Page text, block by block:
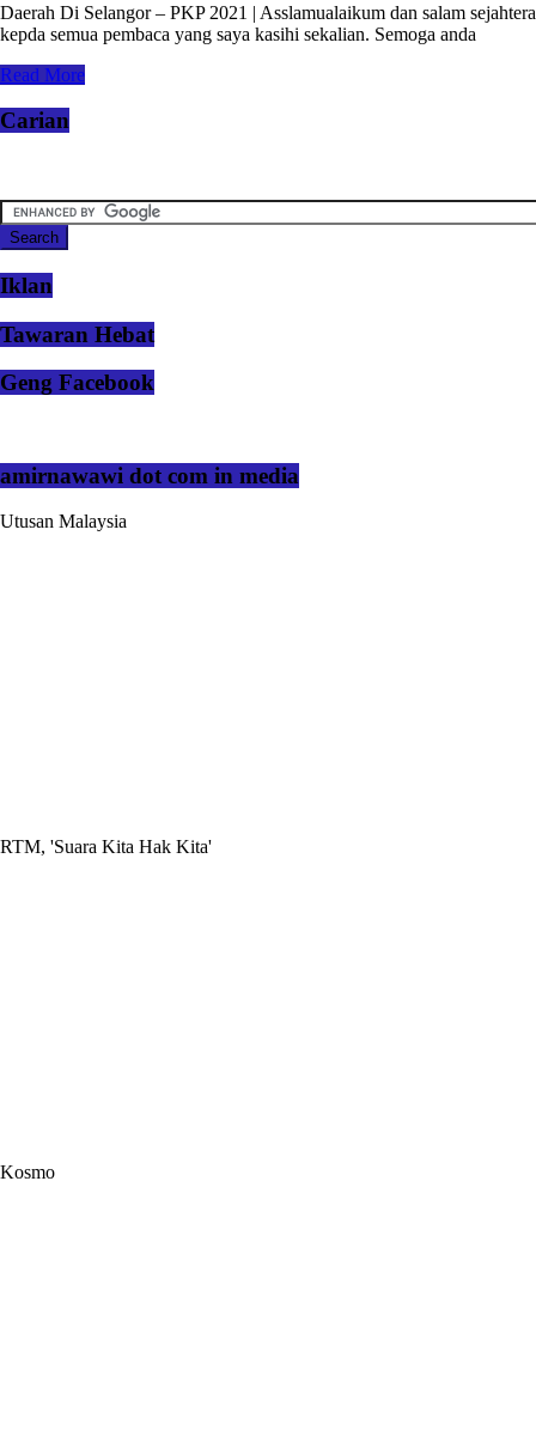
Daerah Di Selangor – PKP 2021 | Asslamualaikum dan salam sejahtera
kepda semua pembaca yang saya kasihi sekalian. Semoga anda
Read More
Carian
Iklan
Tawaran Hebat
Geng Facebook
amirnawawi dot com in media
Utusan Malaysia
RTM, 'Suara Kita Hak Kita'
Kosmo